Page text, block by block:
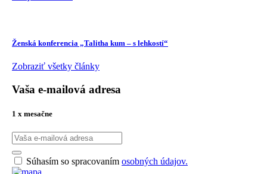
Ženská konferencia „Talitha kum – s lehkostí“
Zobraziť všetky články
Vaša e-mailová adresa
1 x mesačne
Súhasím so spracovaním osobných údajov.